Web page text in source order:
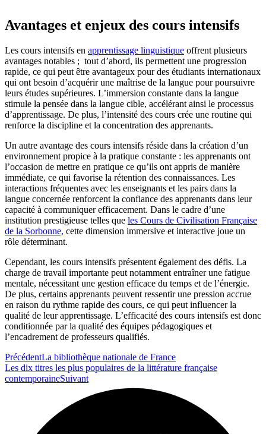
Avantages et enjeux des cours intensifs
Les cours intensifs en apprentissage linguistique offrent plusieurs
avantages notables ; tout d’abord, ils permettent une progression
rapide, ce qui peut être avantageux pour des étudiants internationaux
qui ont besoin d’acquérir une maîtrise de la langue pour poursuivre
leurs études supérieures. L’immersion constante dans la langue
stimule la pensée dans la langue cible, accélérant ainsi le processus
d’apprentissage. De plus, l’intensité des cours crée une routine qui
renforce la discipline et la concentration des apprenants.
Un autre avantage des cours intensifs réside dans la création d’un
environnement propice à la pratique constante : les apprenants ont
l’occasion de mettre en pratique ce qu’ils ont appris de manière
immédiate, ce qui favorise la rétention des connaissances. Les
interactions fréquentes avec les enseignants et les pairs dans la
langue concernée renforcent la confiance des apprenants dans leur
capacité à communiquer efficacement. Dans le cadre d’une
institution prestigieuse telles que les Cours de Civilisation Française
de la Sorbonne, cette dimension immersive et interactive joue un
rôle déterminant.
Cependant, les cours intensifs présentent également des défis. La
charge de travail importante peut notamment entraîner une fatigue
mentale, nécessitant une gestion efficace du temps et de l’énergie.
De plus, certains apprenants peuvent ressentir une pression accrue
en raison du rythme rapide des cours, ce qui peut influencer la
qualité de leur apprentissage. L’efficacité des cours intensifs est donc
conditionnée par la qualité des équipes pédagogiques et
l’encadrement de professeurs qualifiés.
PrécédentLa bibliothèque nationale de France
Les dix titres les plus populaires de la littérature française
contemporaineSuivant